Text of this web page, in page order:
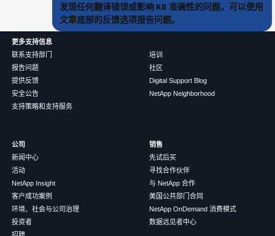
发现任何翻译错误或影响 KB 准确性的问题，可以使用
文章底部的反馈选项报告问题。
更多支持信息
联系支持部门
报告问题
提供反馈
安全公告
支持策略和支持服务
培训
社区
Digital Support Blog
NetApp Neighborhood
公司
新闻中心
活动
NetApp Insight
客户成功案例
环境、社会与公司治理
投资者
销售
先试后买
寻找合作伙伴
与 NetApp 合作
美国公共部门合同
NetApp OnDemand 消费模式
数据远见者中心